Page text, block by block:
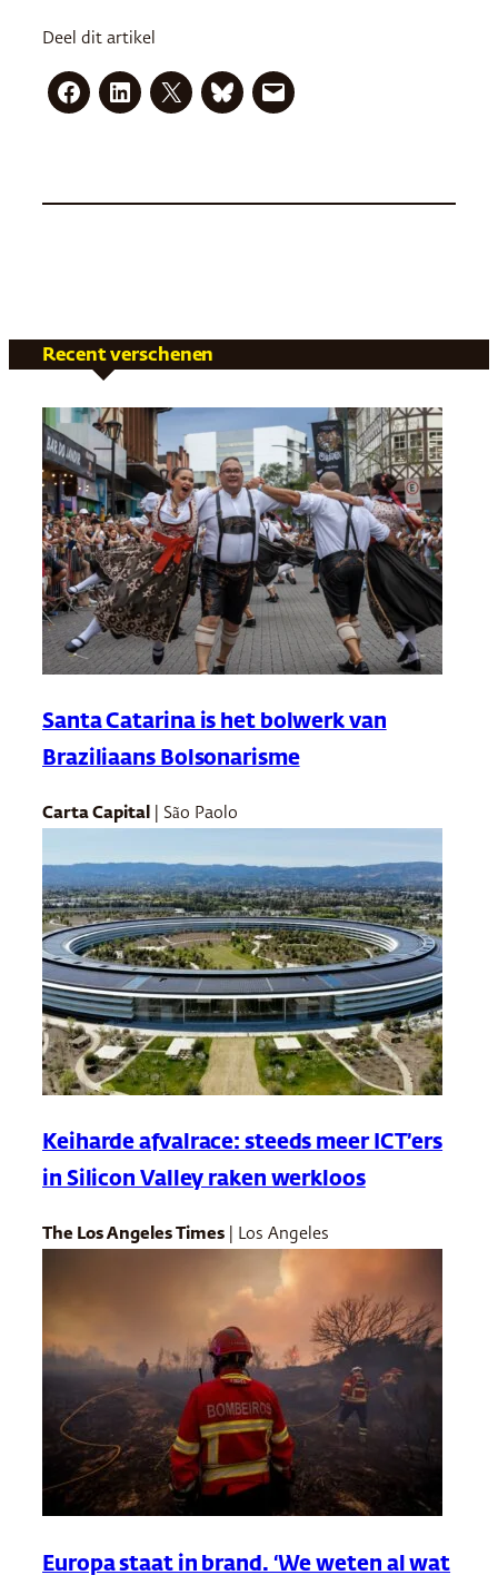
Deel dit artikel
Recent verschenen
Santa Catarina is het bolwerk van
Braziliaans Bolsonarisme
Carta Capital | São Paolo
Keiharde afvalrace: steeds meer ICT’ers
in Silicon Valley raken werkloos
The Los Angeles Times | Los Angeles
Europa staat in brand. ‘We weten al wat